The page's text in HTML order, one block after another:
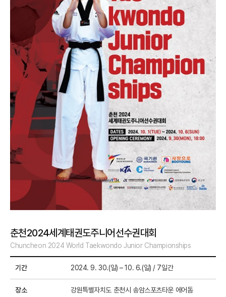
춘천2024세계태권도주니어선수권대회
Chuncheon 2024 World Taekwondo Junior Championships
기간 2024. 9. 30.(일) – 10. 6.(일) / 7일간
장소 강원특별자치도 춘천시 송암스포츠타운 에어돔